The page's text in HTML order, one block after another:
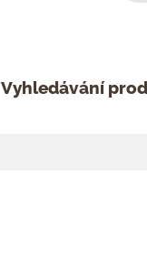
Vyhledávání